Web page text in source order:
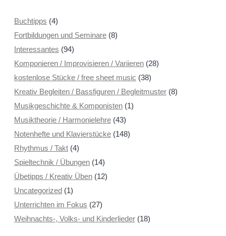
Buchtipps (4)
Fortbildungen und Seminare(8)
Interessantes (94)
Komponieren / Improvisieren / Variieren(28)
kostenlose Stücke / free sheet music (38)
Kreativ Begleiten / Bassfiguren / Begleitmuster(8)
Musikgeschichte & Komponisten(1)
Musiktheorie / Harmonielehre(43)
Notenhefte und Klavierstücke(148)
Rhythmus / Takt(4)
Spieltechnik / Übungen(14)
Übetipps / Kreativ Üben(12)
Uncategorized(1)
Unterrichten im Fokus (27)
Weihnachts-, Volks- und Kinderlieder(18)